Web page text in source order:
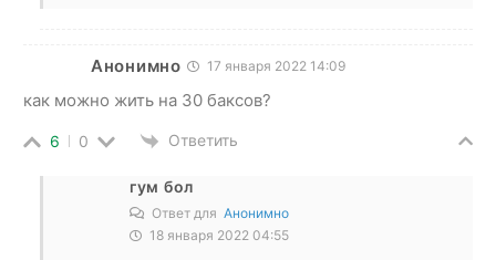
Анонимно 17 января 2022 14:09
как можно жить на 30 баксов?
6 0 Ответить
гум бол
Ответ для Анонимно
18 января 2022 04:55